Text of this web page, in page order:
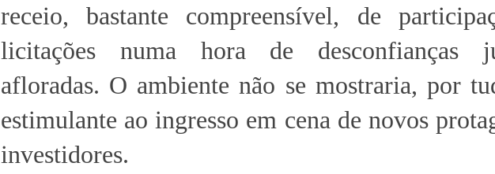
receio, bastante compreensível, de
licitações numa hora de desconfianças
afloradas. O ambiente não se mostraria, por
estimulante ao ingresso em cena de novos
investidores.